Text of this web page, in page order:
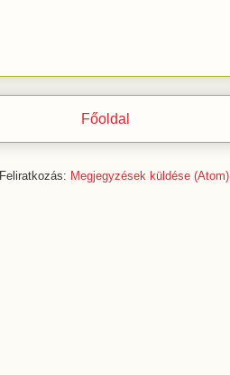
Főoldal
Feliratkozás: Megjegyzések küldése (Atom)